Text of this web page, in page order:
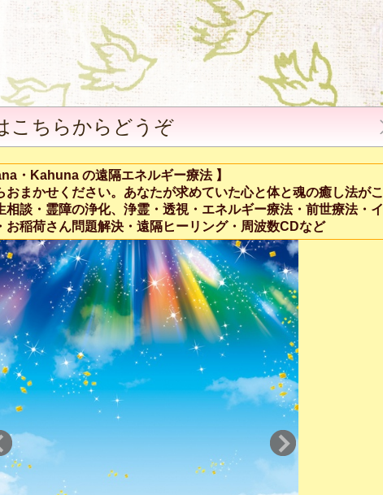
こちらからどうぞ
・Kahuna の遠隔エネルギー療法 】
おまかせください。あなたが求めていた心と体と魂の癒し法がこ
相談・霊障の浄化、浄霊・透視・エネルギー療法・前世療法・イ
お稲荷さん問題解決・遠隔ヒーリング・周波数CDなど